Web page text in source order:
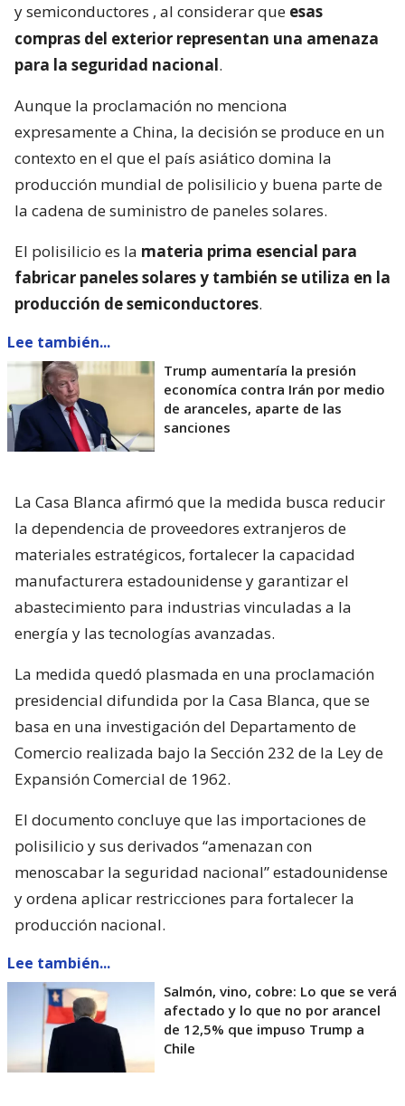
y semiconductores , al considerar que esas
compras del exterior representan una amenaza
para la seguridad nacional.
Aunque la proclamación no menciona
expresamente a China, la decisión se produce en un
contexto en el que el país asiático domina la
producción mundial de polisilicio y buena parte de
la cadena de suministro de paneles solares.
El polisilicio es la materia prima esencial para
fabricar paneles solares y también se utiliza en la
producción de semiconductores.
Lee también...
Trump aumentaría la presión
economíca contra Irán por medio
de aranceles, aparte de las
sanciones
La Casa Blanca afirmó que la medida busca reducir
la dependencia de proveedores extranjeros de
materiales estratégicos, fortalecer la capacidad
manufacturera estadounidense y garantizar el
abastecimiento para industrias vinculadas a la
energía y las tecnologías avanzadas.
La medida quedó plasmada en una proclamación
presidencial difundida por la Casa Blanca, que se
basa en una investigación del Departamento de
Comercio realizada bajo la Sección 232 de la Ley de
Expansión Comercial de 1962.
El documento concluye que las importaciones de
polisilicio y sus derivados “amenazan con
menoscabar la seguridad nacional” estadounidense
y ordena aplicar restricciones para fortalecer la
producción nacional.
Lee también...
Salmón, vino, cobre: Lo que se verá
afectado y lo que no por arancel
de 12,5% que impuso Trump a
Chile